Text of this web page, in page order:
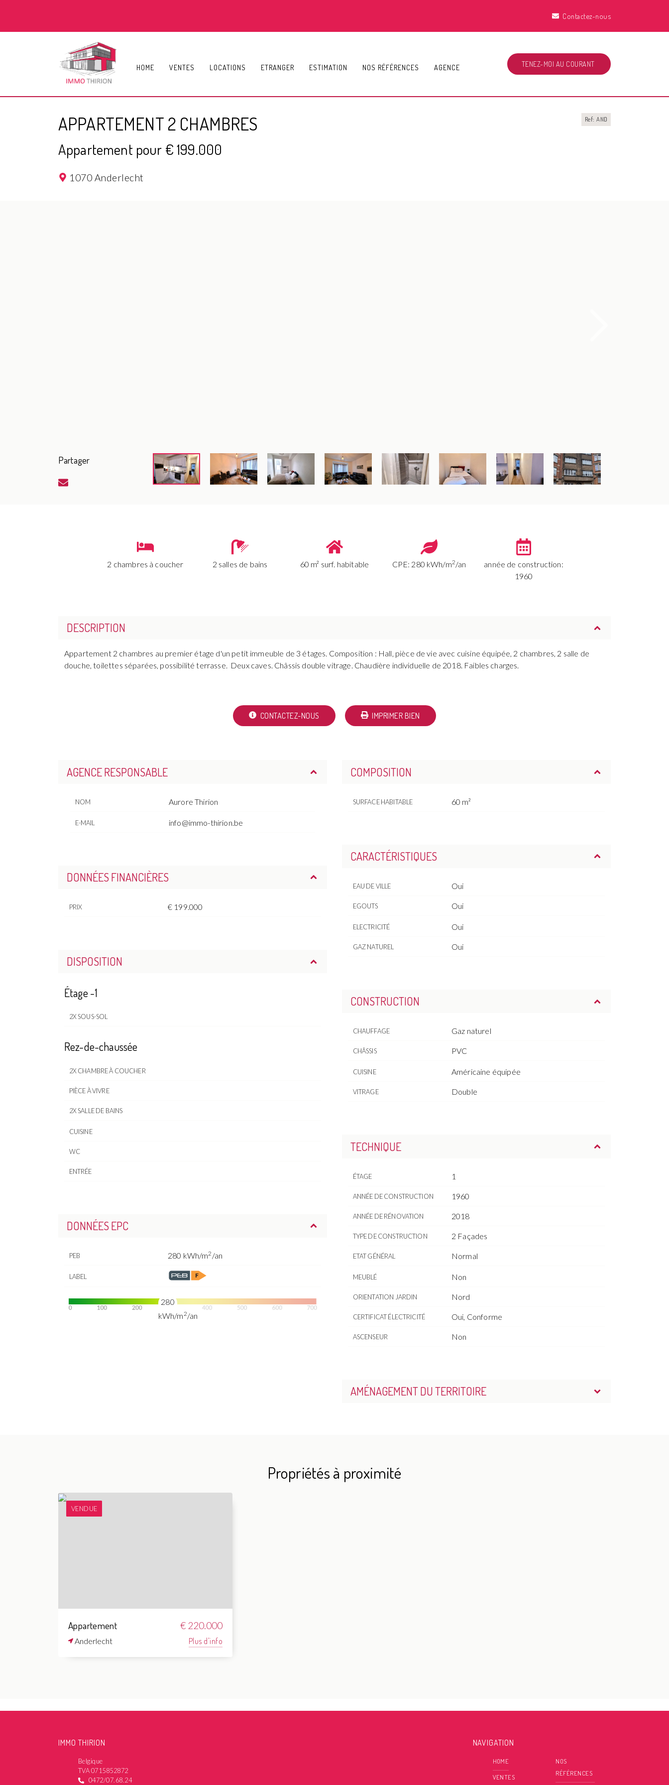
Contactez-nous
HOME VENTES LOCATIONS ETRANGER ESTIMATION NOS RÉFÉRENCES AGENCE TENEZ-MOI AU COURANT
APPARTEMENT 2 CHAMBRES
Appartement pour € 199.000
1070 Anderlecht
Ref: AND
Partager
2 chambres à coucher 2 salles de bains 60 m² surf. habitable CPE: 280 kWh/m2/an
année de construction:
1960
DESCRIPTION
Appartement 2 chambres au premier étage d'un petit immeuble de 3 étages. Composition : Hall, pièce de vie avec cuisine équipée, 2 chambres, 2 salle de
douche, toilettes séparées, possibilité terrasse. Deux caves. Châssis double vitrage. Chaudière individuelle de 2018. Faibles charges.
CONTACTEZ-NOUS IMPRIMER BIEN
AGENCE RESPONSABLE
NOM Aurore Thirion
E-MAIL info@immo-thirion.be
DONNÉES FINANCIÈRES
PRIX € 199.000
DISPOSITION
Étage -1
2X SOUS-SOL
Rez-de-chaussée
2X CHAMBRE À COUCHER
PIÈCE À VIVRE
2X SALLE DE BAINS
CUISINE
WC
ENTRÉE
DONNÉES EPC
PEB 280 kWh/m2 /an
LABEL
280
kWh/m2/an
COMPOSITION
SURFACE HABITABLE 60 m²
CARACTÉRISTIQUES
EAU DE VILLE Oui
EGOUTS Oui
ELECTRICITÉ Oui
GAZ NATUREL Oui
CONSTRUCTION
CHAUFFAGE Gaz naturel
CHÂSSIS PVC
CUISINE Américaine équipée
VITRAGE Double
TECHNIQUE
ÉTAGE 1
ANNÉE DE CONSTRUCTION 1960
ANNÉE DE RÉNOVATION 2018
TYPE DE CONSTRUCTION 2 Façades
ETAT GÉNÉRAL Normal
MEUBLÉ Non
ORIENTATION JARDIN Nord
CERTIFICAT ÉLECTRICITÉ Oui, Conforme
ASCENSEUR Non
AMÉNAGEMENT DU TERRITOIRE
Propriétés à proximité
VENDUE
Appartement € 220.000
Anderlecht Plus d'info
IMMO THIRION
Belgique
TVA 0715852872
0472/07.68.24
NAVIGATION
HOME
VENTES
NOS
RÉFÉRENCES